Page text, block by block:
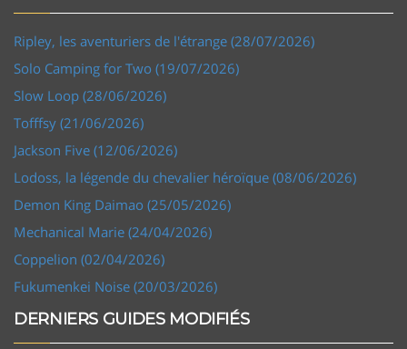
Ripley, les aventuriers de l'étrange (28/07/2026)
Solo Camping for Two (19/07/2026)
Slow Loop (28/06/2026)
Tofffsy (21/06/2026)
Jackson Five (12/06/2026)
Lodoss, la légende du chevalier héroïque (08/06/2026)
Demon King Daimao (25/05/2026)
Mechanical Marie (24/04/2026)
Coppelion (02/04/2026)
Fukumenkei Noise (20/03/2026)
DERNIERS GUIDES MODIFIÉS